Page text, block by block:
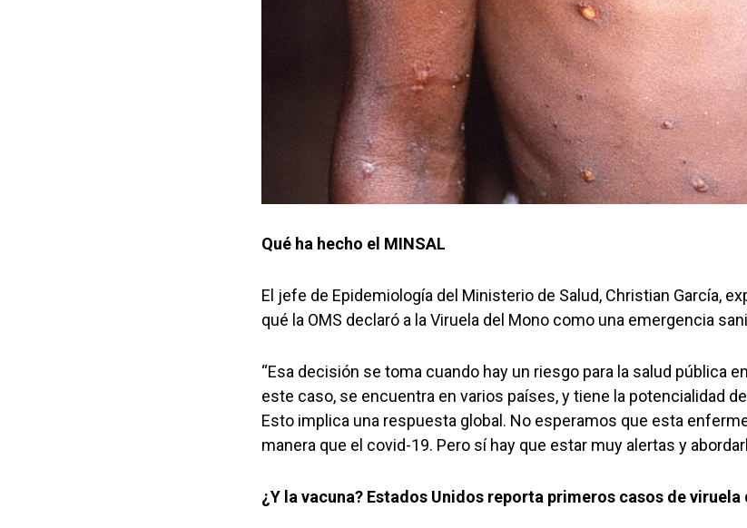
Qué ha hecho el MINSAL
El jefe de Epidemiología del Ministerio de Salud, Christian García,
qué la OMS declaró a la Viruela del Mono como una emergencia
“Esa decisión se toma cuando hay un riesgo para la salud pública
este caso, se encuentra en varios países, y tiene la potencialidad
Esto implica una respuesta global. No esperamos que esta
manera que el covid-19. Pero sí hay que estar muy alertas y
¿Y la vacuna? Estados Unidos reporta primeros casos de